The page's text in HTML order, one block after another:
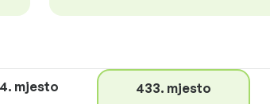
mjesto 433. mjesto